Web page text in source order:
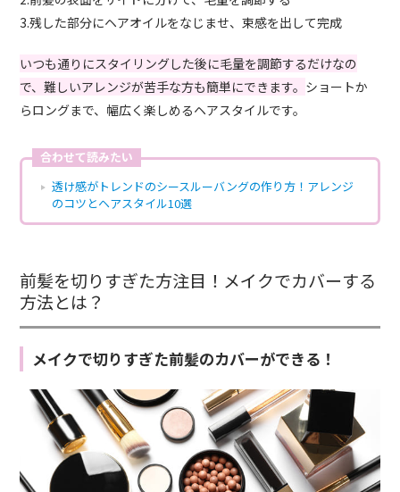
3.残した部分にヘアオイルをなじませ、束感を出して完成
いつも通りにスタイリングした後に毛量を調節するだけなの
で、難しいアレンジが苦手な方も簡単にできます。 ショートか
らロングまで、幅広く楽しめるヘアスタイルです。
合わせて読みたい
透け感がトレンドのシースルーバングの作り方！アレンジ
のコツとヘアスタイル10選
前髪を切りすぎた方注目！メイクでカバーする
方法とは？
メイクで切りすぎた前髪のカバーができる！